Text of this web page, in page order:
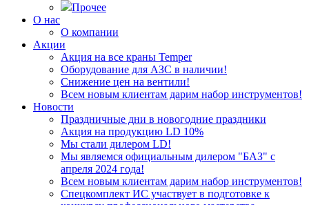
Прочее
О нас
О компании
Акции
Акция на все краны Temper
Оборудование для АЗС в наличии!
Снижение цен на вентили!
Всем новым клиентам дарим набор инструментов!
Новости
Праздничные дни в новогодние праздники
Акция на продукцию LD 10%
Мы стали дилером LD!
Мы являемся официальным дилером "БАЗ" с
апреля 2024 года!
Всем новым клиентам дарим набор инструментов!
Спецкомплект ИС участвует в подготовке к